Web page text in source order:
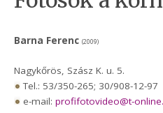
Barna Ferenc (2009)
Nagykőrös, Szász K. u. 5.
Tel.: 53/350-265; 30/908-12-97
e-mail:profifotovideo@t-